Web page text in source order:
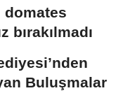
domates
bırakılmadı
Buluşmalar